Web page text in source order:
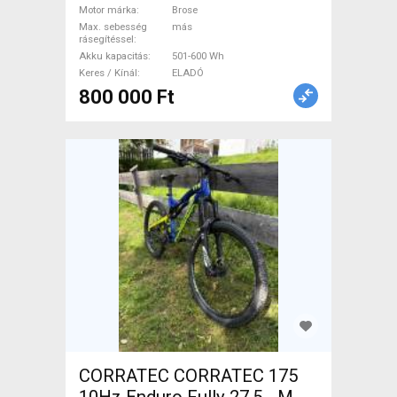
Motor márka
Brose
Max. sebesség
rásegítéssel
más
Akku kapacitás
501-600 Wh
Keres / Kínál
ELADÓ
800 000 Ft
CORRATEC CORRATEC 175